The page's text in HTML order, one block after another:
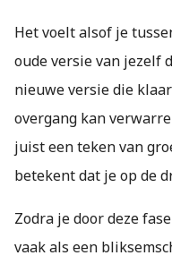
Het voelt alsof je
oude versie van jezelf
nieuwe versie die
overgang kan
juist een teken van
betekent dat je op de
Zodra je door deze
vaak als een